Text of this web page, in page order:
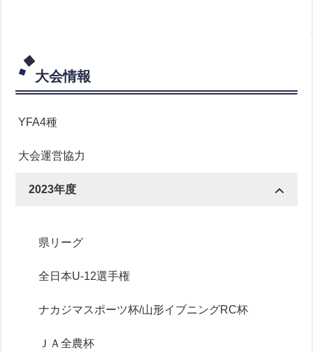
大会情報
YFA4種
大会運営協力
2023年度
県リーグ
全日本U-12選手権
ナカジマスポーツ杯/山形イブニングRC杯
ＪＡ全農杯